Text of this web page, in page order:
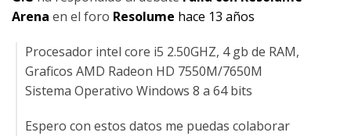
Arena en el foro Resolume hace 13 años
Procesador intel core i5 2.50GHZ, 4 gb de RAM,
Graficos AMD Radeon HD 7550M/7650M
Sistema Operativo Windows 8 a 64 bits
Espero con estos datos me puedas colaborar